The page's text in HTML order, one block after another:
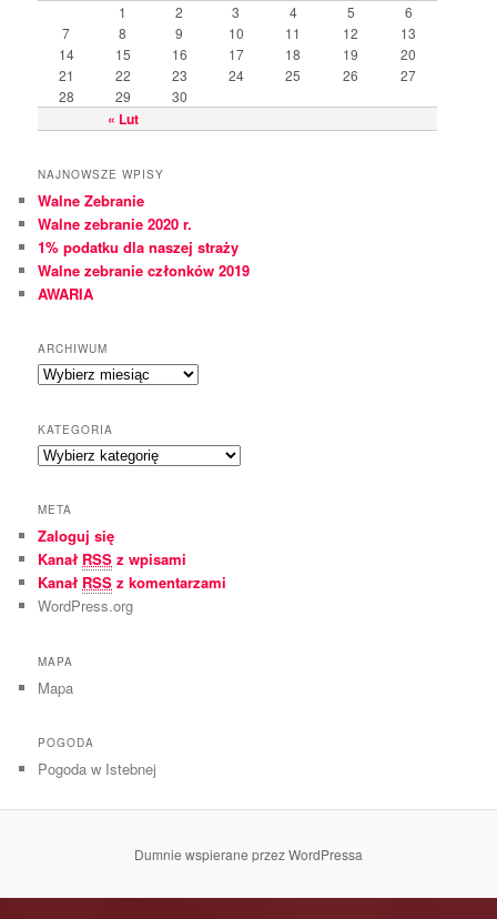
« Lut
1 2 3 4 5
6
7
8 9 10 11 12
13
14
15 16 17 18 19
20
21
22 23 24 25 26
27
28
29 30
NAJNOWSZE WPISY
Walne Zebranie
Walne zebranie 2020 r.
1% podatku dla naszej straży
Walne zebranie członków 2019
AWARIA
ARCHIWUM
A
h
u
KATEGORIA
K
e
g
o
r
i
META
Zaloguj się
Kanał RSS z wpisami
Kanał RSS z komentarzami
WordPress.org
MAPA
Mapa
POGODA
Pogoda w Istebnej
Dumnie wspierane przez WordPressa